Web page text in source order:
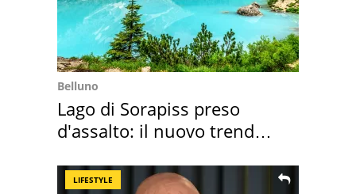
Belluno
Lago di Sorapiss preso
d'assalto: il nuovo trend
LIFESTYLE